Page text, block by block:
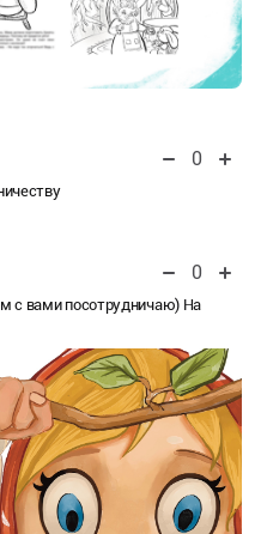
0
0
с вами посотрудничаю) На